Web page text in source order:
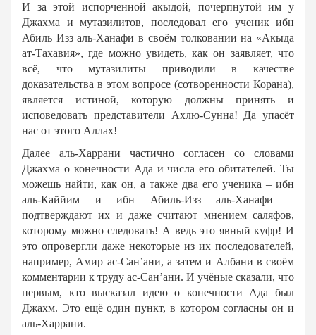
И за этой испорченной акыдой, почерпнутой им у
Джахма и мутазилитов, последовал его ученик ибн
Абиль Изз аль-Ханафи в своём толковании на «Акыда
ат-Тахавия», где можно увидеть, как он заявляет, что
всё, что мутазилиты приводили в качестве
доказательства в этом вопросе (сотворенности Корана),
является истиной, которую должны принять и
исповедовать представители Ахлю-Сунна! Да упасёт
нас от этого Аллах!
Далее аль-Харрани частично согласен со словами
Джахма о конечности Ада и числа его обитателей. Ты
можешь найти, как он, а также два его ученика – ибн
аль-Каййим и ибн Абиль-Изз аль-Ханафи –
подтверждают их и даже считают мнением саляфов,
которому можно следовать! А ведь это явный куфр! И
это опровергли даже некоторые из их последователей,
например, Амир ас-Сан’ани, а затем и Албани в своём
комментарии к труду ас-Сан’ани. И учёные сказали, что
первым, кто высказал идею о конечности Ада был
Джахм. Это ещё один пункт, в котором согласны он и
аль-Харрани.